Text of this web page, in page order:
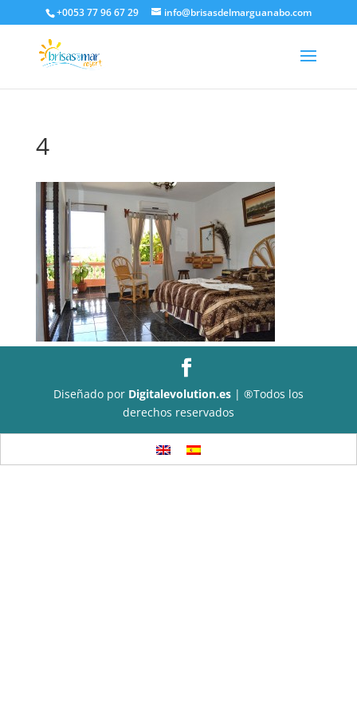
+0053 77 96 67 29 info@brisasdelmarguanabo.com
4
Diseñado por Digitalevolution.es| ®Todos los
derechos reservados